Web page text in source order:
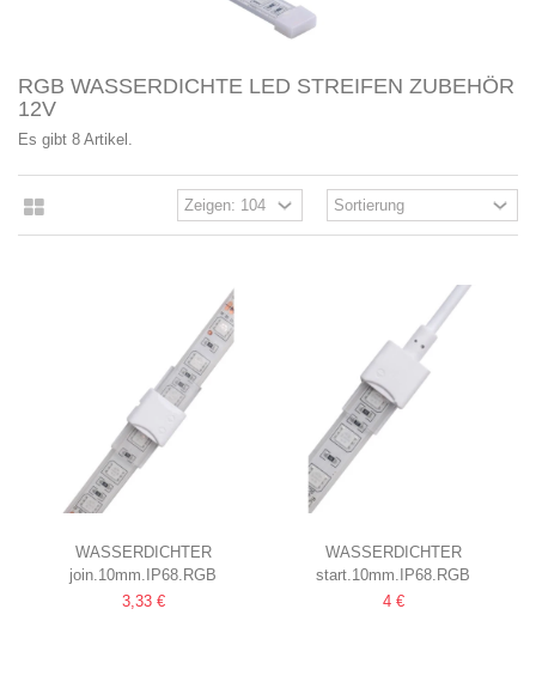
RGB WASSERDICHTE LED STREIFEN ZUBEHÖR
12V
Es gibt 8 Artikel.
WASSERDICHTER
VERBINDER FÜR LED-STRIP
10MM, RGB, IP68, 5V-24V
join.10mm.IP68.RGB
3,33 €
WASSERDICHTER
STARTSTECKER FÜR LED-
STRIP
start.10mm.IP68.RGB
4 €